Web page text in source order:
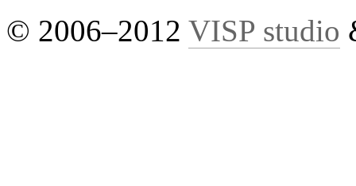
© 2006–2012 VISP studio